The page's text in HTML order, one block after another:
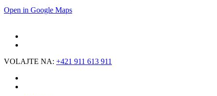
Open in Google Maps
VOLAJTE NA: +421 911 613 911